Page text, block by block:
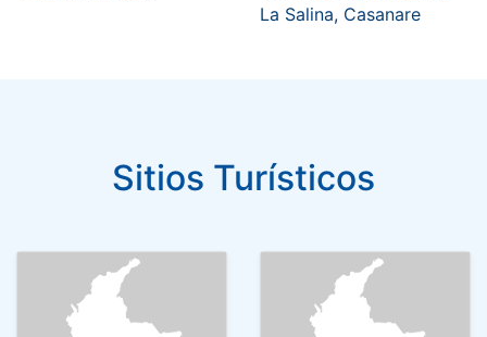
La Salina, Casanare
Sitios Turísticos